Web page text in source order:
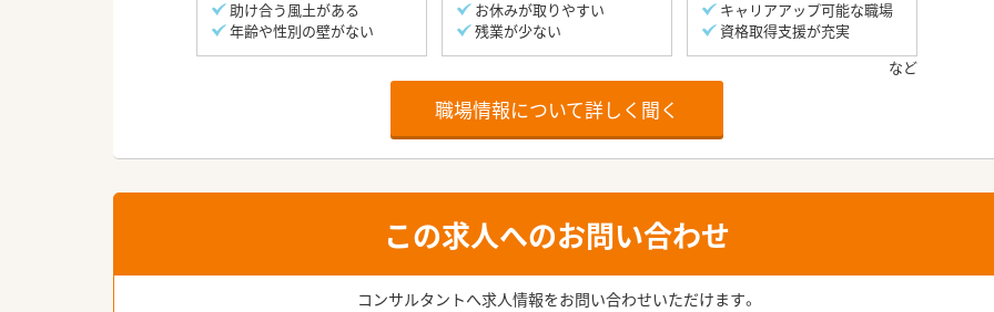
助け合う風土がある
年齢や性別の壁がない
お休みが取りやすい
残業が少ない
キャリアアップ可能な職場
資格取得支援が充実
職場情報について詳しく聞く
この求人へのお問い合わせ
コンサルタントへ求人情報をお問い合わせいただけます。